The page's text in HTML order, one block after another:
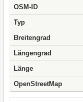
OSM-ID
Typ
Breitengrad
Längengrad
Länge
OpenStreetMap